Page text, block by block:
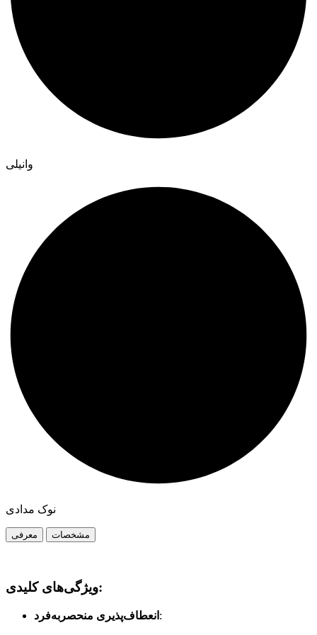
وانیلی
نوک مدادی
معرفی مشخصات
ویژگی‌های کلیدی:
انعطاف‌پذیری منحصربه‌فرد :